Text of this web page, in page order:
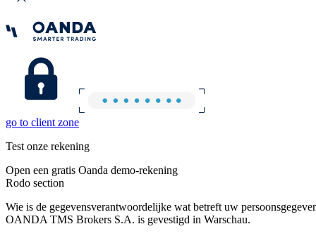
go to client zone
Test onze rekening
Open een gratis Oanda demo-rekening
Rodo section
Wie is de gegevensverantwoordelijke wat betreft uw
OANDA TMS Brokers S.A. is gevestigd in Warschau.